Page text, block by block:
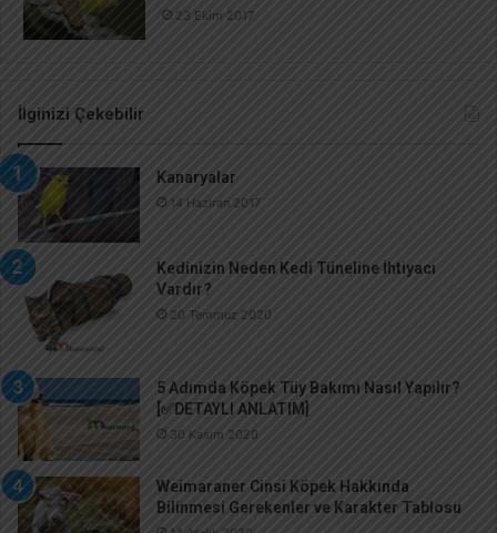
23 Ekim 2017
İlginizi Çekebilir
Kanaryalar
14 Haziran 2017
Kedinizin Neden Kedi Tüneline İhtiyacı
Vardır?
20 Temmuz 2020
5 Adımda Köpek Tüy Bakımı Nasıl Yapılır?
[✅DETAYLI ANLATIM]
30 Kasım 2020
Weimaraner Cinsi Köpek Hakkında
Bilinmesi Gerekenler ve Karakter Tablosu